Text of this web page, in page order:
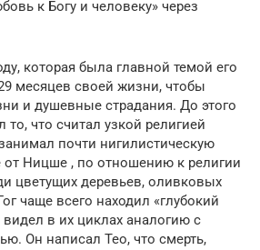
к Богу и человеку» через
которая была главной темой его
месяцев своей жизни, чтобы
и душевные страдания. До этого
то, что считал узкой религией
почти нигилистическую
от Ницше , по отношению к религии
цветущих деревьев, оливковых
чаще всего находил «глубокий
в их циклах аналогию с
Он написал Тео, что смерть,